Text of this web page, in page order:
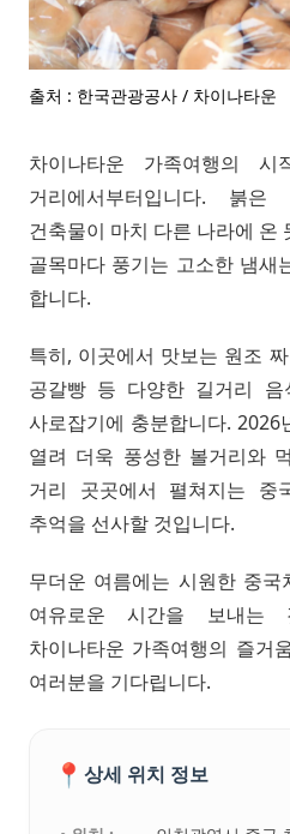
출처 : 한국관광공사 / 차이나타운
차이나타운 가족여행의
거리에서부터입니다. 붉
건축물이 마치 다른 나라에 온
골목마다 풍기는 고소한 냄새
합니다.
특히, 이곳에서 맛보는 원조
공갈빵 등 다양한 길거리
사로잡기에 충분합니다. 2026
열려 더욱 풍성한 볼거리와
거리 곳곳에서 펼쳐지는 중
추억을 선사할 것입니다.
무더운 여름에는 시원한 중
여유로운 시간을 보내는
차이나타운 가족여행의 즐거
여러분을 기다립니다.
📍 상세 위치 정보